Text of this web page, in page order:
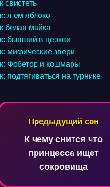
свистеть
я ем яблоко
белая майка
бывший в церкви
мифические звери
Фобетор и кошмары
подтягиваться на турнике
Предыдущий сон
К чему снится что
принцесса ищет
сокровища